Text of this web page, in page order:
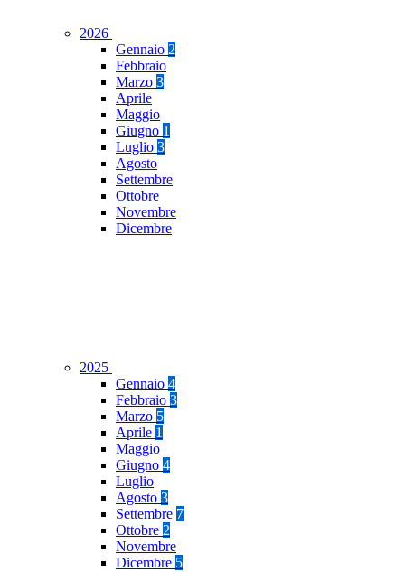
2026
Gennaio 2
Febbraio
Marzo 3
Aprile
Maggio
Giugno 1
Luglio 3
Agosto
Settembre
Ottobre
Novembre
Dicembre
2025
Gennaio 4
Febbraio 3
Marzo 5
Aprile 1
Maggio
Giugno 4
Luglio
Agosto 3
Settembre 7
Ottobre 2
Novembre
Dicembre 5